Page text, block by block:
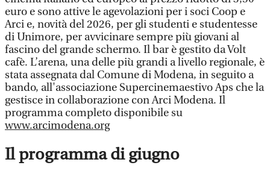
euro e sono attive le agevolazioni per i soci Coop e
Arci e, novità del 2026, per gli studenti e studentesse
di Unimore, per avvicinare sempre più giovani al
fascino del grande schermo. Il bar è gestito da Volt
cafè. L’arena, una delle più grandi a livello regionale, è
stata assegnata dal Comune di Modena, in seguito a
bando, all'associazione Supercinemaestivo Aps che la
gestisce in collaborazione con Arci Modena. Il
programma completo disponibile su
www.arcimodena.org
Il programma di giugno